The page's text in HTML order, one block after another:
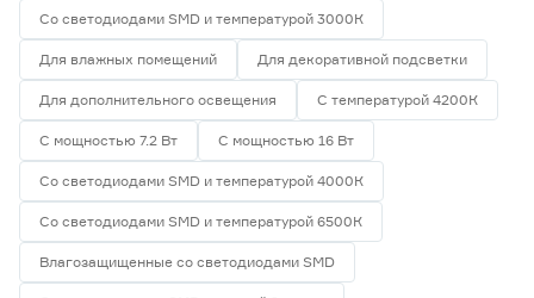
Со светодиодами SMD и температурой 3000К
Для влажных помещений Для декоративной подсветки
Для дополнительного освещения С температурой 4200К
С мощностью 7.2 Вт С мощностью 16 Вт
Со светодиодами SMD и температурой 4000К
Со светодиодами SMD и температурой 6500К
Влагозащищенные со светодиодами SMD